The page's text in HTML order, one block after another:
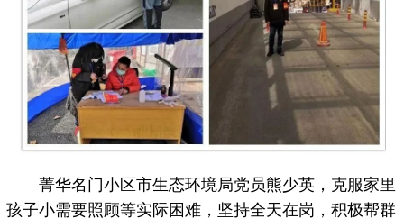
菁华名门小区市生态环境局党员熊少英，克服家里
孩子小需要照顾等实际困难，坚持全天在岗，积极帮群